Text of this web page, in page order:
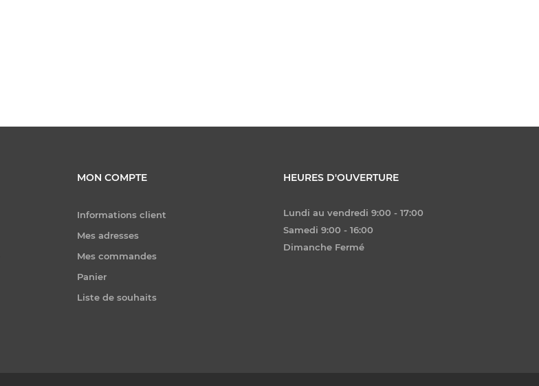
MON COMPTE
Informations client
Mes adresses
Mes commandes
Panier
Liste de souhaits
HEURES D'OUVERTURE
Lundi au vendredi 9:00 - 17:00
Samedi 9:00 - 16:00
Dimanche Fermé